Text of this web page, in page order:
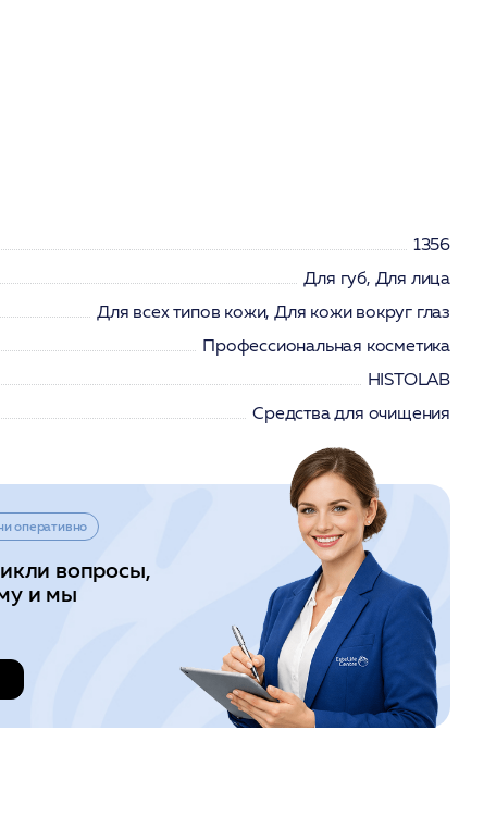
1356
Для губ, Для лица
Для всех типов кожи, Для кожи вокруг глаз
Профессиональная косметика
HISTOLAB
Средства для очищения
оперативно
вопросы,
и мы